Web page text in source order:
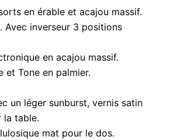
en érable et acajou massif.
Avec inverseur 3 positions
en acajou massif.
et Tone en palmier.
un léger sunburst, vernis satin
la table.
mat pour le dos.